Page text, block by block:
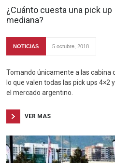
¿Cuánto cuesta una pick up
mediana?
NOTICIAS 5 octubre, 2018
Tomando únicamente a las cabina
lo que valen todas las pick ups 4×2
el mercado argentino.
VER MAS